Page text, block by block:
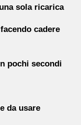
sola ricarica
cadere
pochi secondi
da usare